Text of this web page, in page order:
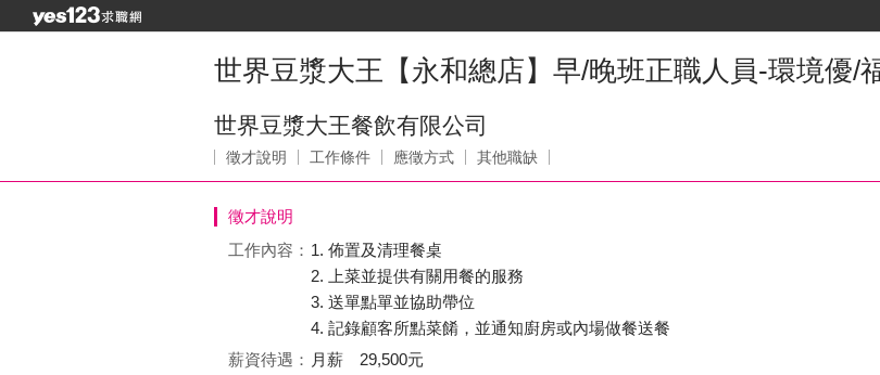
世界豆漿大王【永和總店】早/晚班正職人員-環境優/
世界豆漿大王餐飲有限公司
徵才說明 工作條件 應徵方式 其他職缺
徵才說明
工作內容： 1. 佈置及清理餐桌
2. 上菜並提供有關用餐的服務
3. 送單點單並協助帶位
4. 記錄顧客所點菜餚，並通知廚房或內場做餐送餐
薪資待遇： 月薪 29,500元